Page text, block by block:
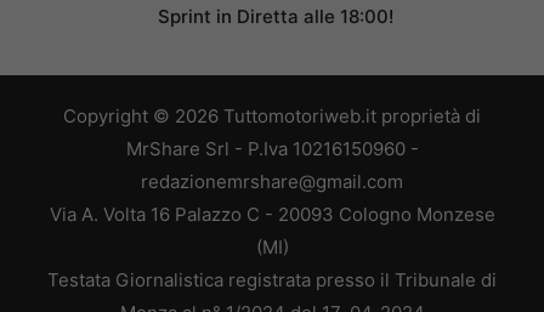
Sprint in Diretta alle 18:00!
Copyright © 2026 Tuttomotoriweb.it proprietà di
MrShare Srl - P.Iva 10216150960 -
redazionemrshare@gmail.com
Via A. Volta 16 Palazzo C - 20093 Cologno Monzese
(MI)
Testata Giornalistica registrata presso il Tribunale di